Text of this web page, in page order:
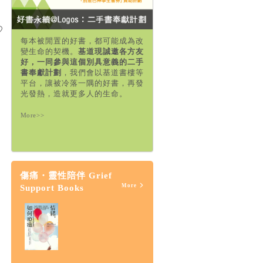
每本被閒置的好書，都可能成為改
變生命的契機。 基道現誠邀各方友
好，一同參與這個別具意義的二手
書奉獻計劃 ，我們會以基道書樓等
平台，讓被冷落一隅的好書，再發
光發熱，造就更多人的生命。
More>>
傷痛・靈性陪伴 Grief
Support Books
More